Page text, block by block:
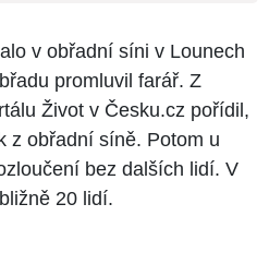
v obřadní síni v Lounech
promluvil farář. Z
Život v Česku.cz pořídil,
z obřadní síně. Potom u
bez dalších lidí. V
20 lidí.